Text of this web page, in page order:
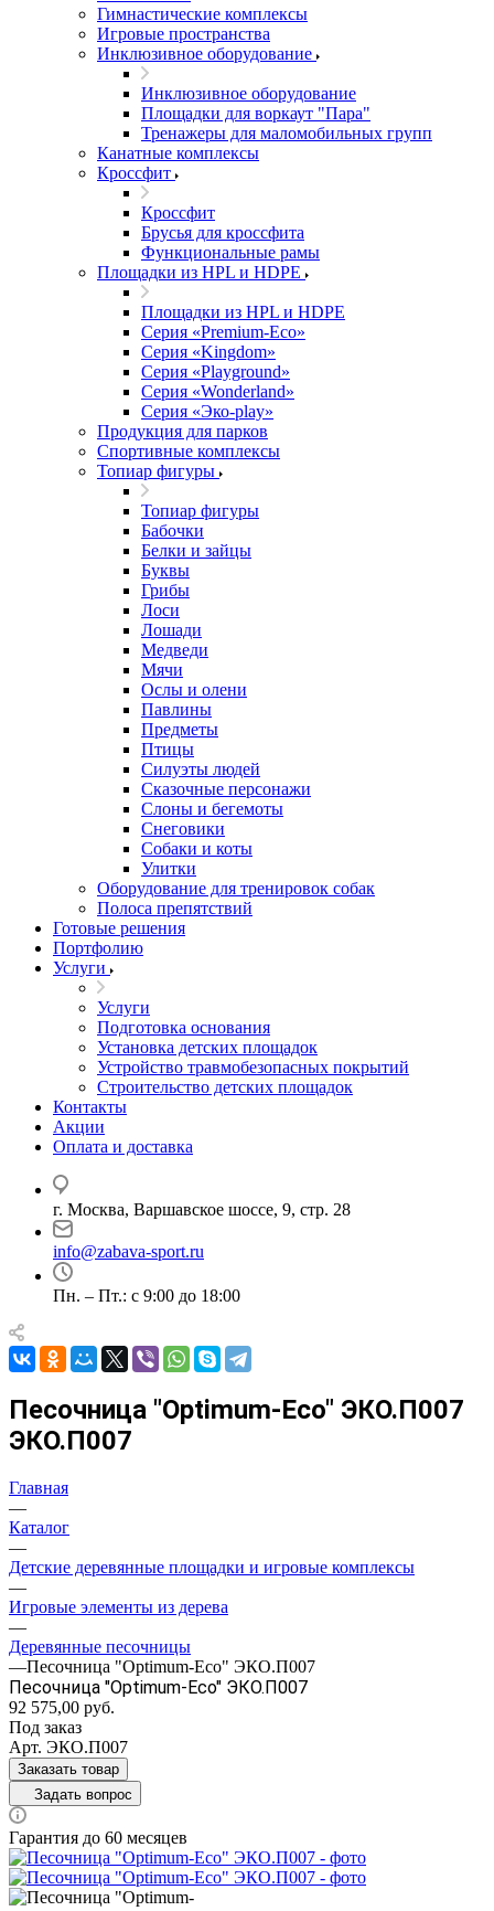
Гимнастические комплексы
Игровые пространства
Инклюзивное оборудование
Инклюзивное оборудование
Площадки для воркаут "Пара"
Тренажеры для маломобильных групп
Канатные комплексы
Кроссфит
Кроссфит
Брусья для кроссфита
Функциональные рамы
Площадки из HPL и HDPE
Площадки из HPL и HDPE
Серия «Premium-Eco»
Серия «Kingdom»
Серия «Playground»
Серия «Wonderland»
Серия «Эко-play»
Продукция для парков
Спортивные комплексы
Топиар фигуры
Топиар фигуры
Бабочки
Белки и зайцы
Буквы
Грибы
Лоси
Лошади
Медведи
Мячи
Ослы и олени
Павлины
Предметы
Птицы
Силуэты людей
Сказочные персонажи
Слоны и бегемоты
Снеговики
Собаки и коты
Улитки
Оборудование для тренировок собак
Полоса препятствий
Готовые решения
Портфолию
Услуги
Услуги
Подготовка основания
Установка детских площадок
Устройство травмобезопасных покрытий
Строительство детских площадок
Контакты
Акции
Оплата и доставка
г. Москва, Варшавское шоссе, 9, стр. 28
info@zabava-sport.ru
Пн. – Пт.: с 9:00 до 18:00
Песочница "Optimum-Eco" ЭКО.П007
ЭКО.П007
Главная
—
Каталог
—
Детские деревянные площадки и игровые комплексы
—
Игровые элементы из дерева
—
Деревянные песочницы
—Песочница "Optimum-Eco" ЭКО.П007
Песочница "Optimum-Eco" ЭКО.П007
92 575,00 руб.
Под заказ
Арт. ЭКО.П007
Заказать товар
Задать вопрос
Гарантия до 60 месяцев